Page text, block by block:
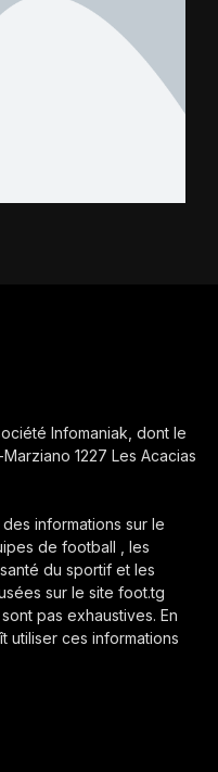
Infomaniak, dont le
1227 Les Acacias
informations sur le
de football , les
du sportif et les
sur le site foot.tg
pas exhaustives. En
utiliser ces informations